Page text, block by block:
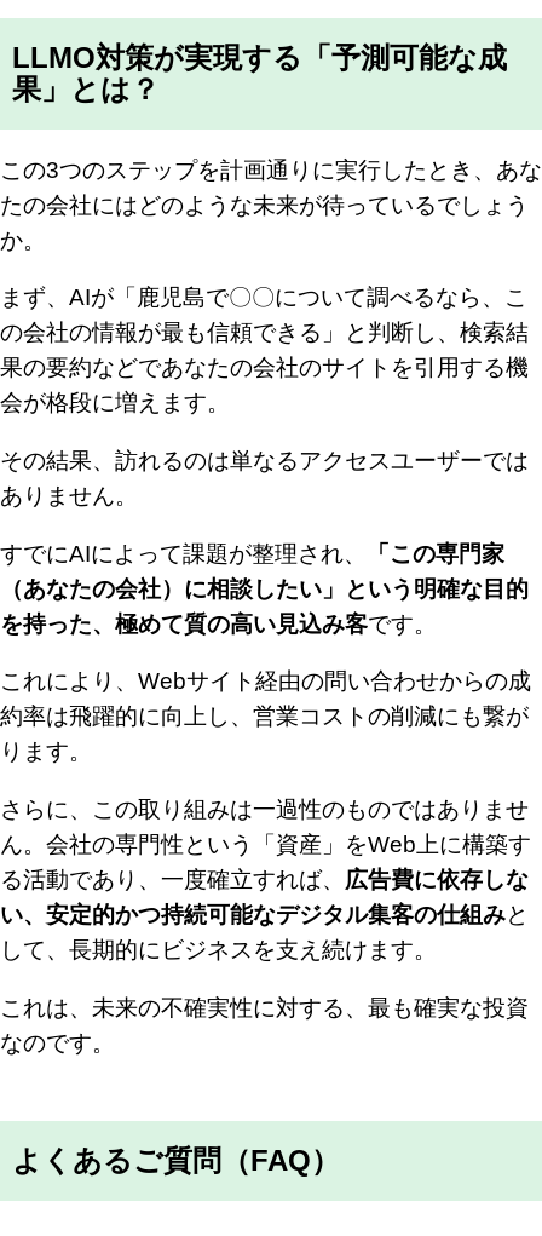
LLMO対策が実現する「予測可能な成
果」とは？
この3つのステップを計画通りに実行したとき、あな
たの会社にはどのような未来が待っているでしょう
か。
まず、AIが「鹿児島で〇〇について調べるなら、こ
の会社の情報が最も信頼できる」と判断し、検索結
果の要約などであなたの会社のサイトを引用する機
会が格段に増えます。
その結果、訪れるのは単なるアクセスユーザーでは
ありません。
すでにAIによって課題が整理され、
「この専門家
（あなたの会社）に相談したい」という明確な目的
を持った、極めて質の高い見込み客です。
これにより、Webサイト経由の問い合わせからの成
約率は飛躍的に向上し、営業コストの削減にも繋が
ります。
さらに、この取り組みは一過性のものではありませ
ん。会社の専門性という「資産」をWeb上に構築す
る活動であり、一度確立すれば、 広告費に依存しな
い、安定的かつ持続可能なデジタル集客の仕組みと
して、長期的にビジネスを支え続けます。
これは、未来の不確実性に対する、最も確実な投資
なのです。
よくあるご質問（FAQ）